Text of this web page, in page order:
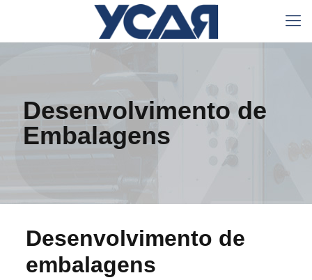
Desenvolvimento de
Embalagens
Desenvolvimento de
embalagens